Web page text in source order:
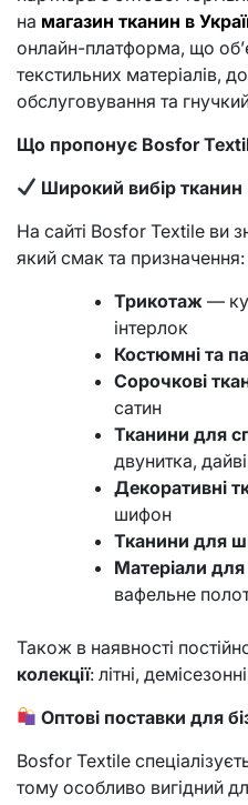
на магазин тканин в
онлайн-платформа, що
текстильних матеріалів,
обслуговування та гнучкий
Що пропонує Bosfor
Широкий вибір тканин
На сайті Bosfor Textile ви
який смак та призначення:
Трикотаж —
інтерлок
Костюмні та
Сорочкові
сатин
Тканини для
двунитка,
Декоративні
шифон
Тканини для
Матеріали
вафельне
Також в наявності
колекції: літні,
Оптові поставки для
Bosfor Textile
тому особливо вигідний